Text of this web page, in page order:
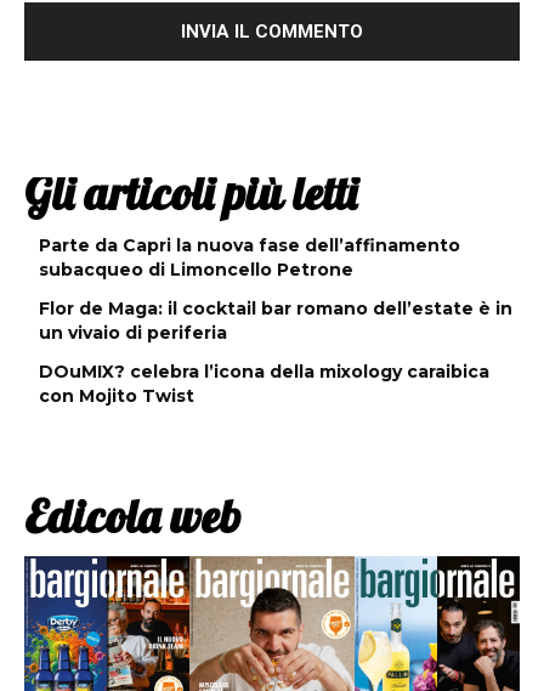
Gli articoli più letti
Parte da Capri la nuova fase dell’affinamento
subacqueo di Limoncello Petrone
Flor de Maga: il cocktail bar romano dell’estate è in
un vivaio di periferia
DOuMIX? celebra l’icona della mixology caraibica
con Mojito Twist
Edicola web